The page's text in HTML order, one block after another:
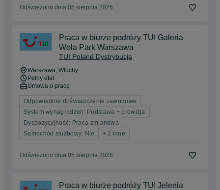
Odświeżono dnia 05 sierpnia 2026
Praca w biurze podróży TUI Galeria
Wola Park Warszawa
TUI Poland Dystrybucja
Warszawa , Włochy
Pełny etat
Umowa o pracę
Odpowiednie doświadczenie zawodowe
System wynagrodzeń: Podstawa + prowizja
Dyspozycyjność: Praca zmianowa
Samochód służbowy: Nie
+ 2 inne
Odświeżono dnia 05 sierpnia 2026
Praca w biurze podróży TUI Jelenia